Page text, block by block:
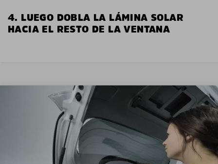
4. LUEGO DOBLA LA LÁMINA SOLAR
HACIA EL RESTO DE LA VENTANA